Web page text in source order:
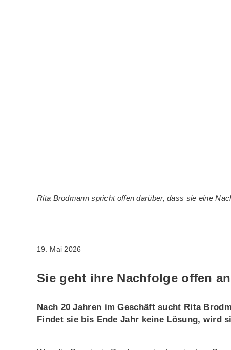
Rita Brodmann spricht offen darüber, dass sie eine
19. Mai 2026
Sie geht ihre Nachfolge offen an
Nach 20 Jahren im Geschäft sucht Rita
Findet sie bis Ende Jahr keine Lösung, wird